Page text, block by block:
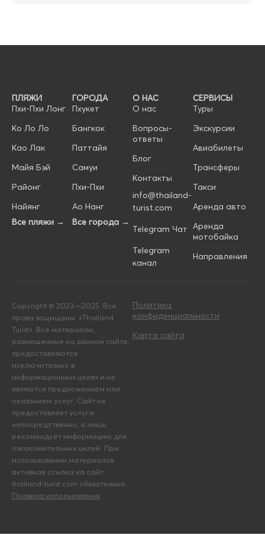
ПЛЯЖИ
Пхи-Пхи Лонг
Ко Ло Ло
Као Лак
Майя Бэй
Районг
Найянг
Все пляжи →
ГОРОДА
Пхукет
Бангкок
Паттайя
Самуи
Пхи-Пхи
Ао Нанг
Все города →
О НАС
О нас
Вопросы-
ответы
Блог
Контакты
info@thailand-
turist.com
Telegram Чат
Telegram
канал
СЕРВИСЫ
Туры
Экскурсии
Авиабилеты
Трансферы
Такси
Аренда авто
Аренда
мотобайка
Направления
Copyright © 2023—2025. Все
права защищены. «Thailand
Turist». Все материалы,
размещенные на данном сайте,
предоставляются
исключительно в
информационных целях и не
являются предложением или
оказанием услуг. Сайт не
предоставляет услуги
непосредственно, а лишь
рекомендует информацию для
ознакомительных целей. При
использовании материалов
активная ссылка на сайт
thailand-turist.com обязательна.
Правила использования
Политика
конфиденциальности
Карта сайта